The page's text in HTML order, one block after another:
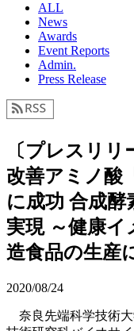
ALL
News
Awards
Event Reports
Admin.
Press Release
〔プレスリ
改善アミノ酸
に成功 合成酵
実現 ～健康
造食品の生産
2020/08/24
奈良先端科学技術大